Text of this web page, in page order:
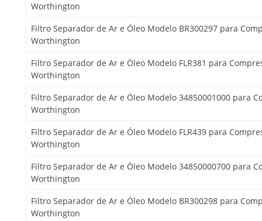
Worthington
Filtro Separador de Ar e Óleo Modelo BR300297 para
Worthington
Filtro Separador de Ar e Óleo Modelo FLR381 para
Worthington
Filtro Separador de Ar e Óleo Modelo 34850001000 para
Worthington
Filtro Separador de Ar e Óleo Modelo FLR439 para
Worthington
Filtro Separador de Ar e Óleo Modelo 34850000700 para
Worthington
Filtro Separador de Ar e Óleo Modelo BR300298 para
Worthington